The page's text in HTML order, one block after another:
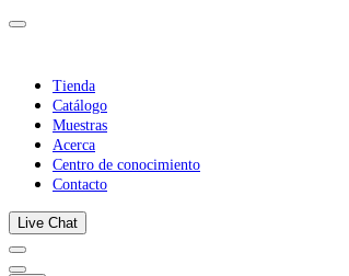
Tienda
Catálogo
Muestras
Acerca
Centro de conocimiento
Contacto
Live Chat